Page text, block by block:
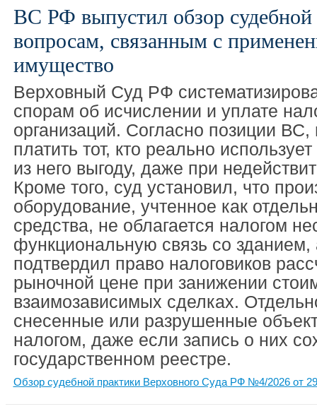
ВС РФ выпустил обзор судебной
вопросам, связанным с
имущество
Верховный Суд РФ
спорам об исчислении и уплате
организаций. Согласно позиции
платить тот, кто реально
из него выгоду, даже при
Кроме того, суд установил, что
оборудование, учтенное как
средства, не облагается налогом
функциональную связь со зданием,
подтвердил право налоговиков
рыночной цене при занижении
взаимозависимых сделках.
снесенные или разрушенные
налогом, даже если запись о них
государственном реестре.
Обзор судебной практики Верховного Суда РФ №4/2026 от